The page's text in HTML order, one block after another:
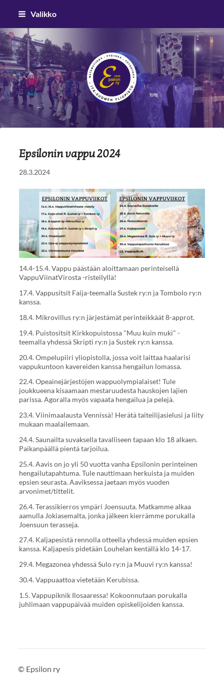
Siirry
sivun
sisältöön
Valikko
Epsilon ry
Epsilonin vappu 2024
28.3.2024
14.4-15.4. Vappu päästään aloittamaan perinteisellä
VappuViinatVirosta -risteilyllä!
17.4. Vappusitsit Faija-teemalla Sustek ry:n ja Tombolo ry:n
kanssa.
18.4. Mikrovillus ry:n järjestämät perinteikkäät 8-approt.
19.4. Puistositsit Kirkkopuistossa "Muu kuin muki" -
teemalla yhdessä Skripti ry:n ja Sustek ry:n kanssa.
20.4. Ompelupiiri yliopistolla, jossa voit laittaa haalarisi
vappukuntoon kavereiden kanssa hengailun lomassa.
22.4. Opeainejärjestöjen wappuolympialaiset! Tule
joukkueena kisaamaan mestaruudesta hauskojen lajien
parissa. Agoralla myös vapaata hengailua ja pelejä.
23.4. Viinimaalausta Vennissä! Herätä taiteilijasielusi ja liity
mukaan maalailemaan.
24.4. Saunailta suvaksella tavalliseen tapaan klo 18 alkaen.
Paikanpäällä pientä tarjoilua.
25.4. Aavis on jo yli 50 vuotta vanha Epsilonin perinteinen
hengailutapahtuma. Tule nauttimaan herkuista ja muiden
epsien seurasta. Aaviksessa jaetaan myös vuoden
arvonimet/tittelit.
26.4. Terassikierros ympäri Joensuuta. Matkamme alkaa
aamulla Jokiasemalta, jonka jälkeen kierrämme porukalla
Joensuun terasseja.
27.4. Kaljapesistä rennolla otteella yhdessä muiden epsien
kanssa. Kaljapesis pidetään Louhelan kentällä klo 14-17.
29.4. Megazonea yhdessä Sulo ry:n ja Muuvi ry:n kanssa!
30.4. Vappuaattoa vietetään Kerubissa.
1.5. Vappupiknik Ilosaaressa! Kokoonnutaan porukalla
juhlimaan vappupäivää muiden opiskelijoiden kanssa.
© Epsilon ry